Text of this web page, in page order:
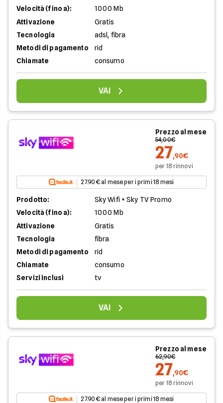
Velocità (fino a):
1000 Mb
Attivazione
Gratis
Tecnologia
adsl, fibra
Metodi di pagamento
rid
Chiamate
consumo
VAI
Prezzo al mese
54,00€
27,90€
per 18 rinnovi
27.90 € al mese per i primi 18 mesi
Prodotto:
Sky Wifi + Sky TV Promo
Velocità (fino a):
1000 Mb
Attivazione
Gratis
Tecnologia
fibra
Metodi di pagamento
rid
Chiamate
consumo
Servizi inclusi
tv
VAI
Prezzo al mese
62,90€
27,90€
per 18 rinnovi
27.90 € al mese per i primi 18 mesi